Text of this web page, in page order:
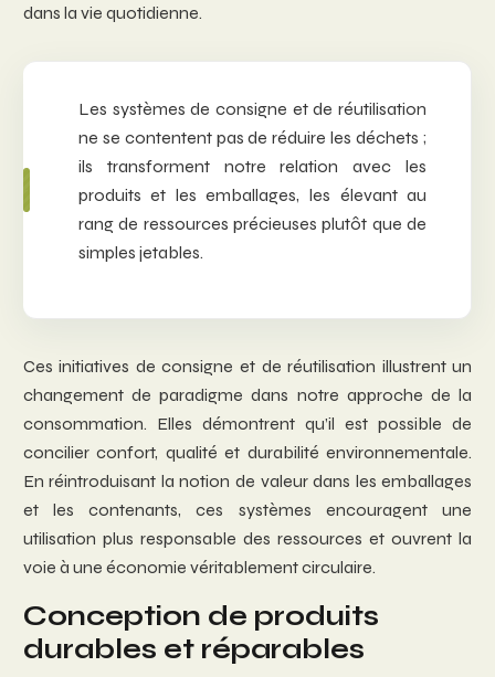
dans la vie quotidienne.
Les systèmes de consigne et de réutilisation
ne se contentent pas de réduire les déchets ;
ils transforment notre relation avec les
produits et les emballages, les élevant au
rang de ressources précieuses plutôt que de
simples jetables.
Ces initiatives de consigne et de réutilisation illustrent un
changement de paradigme dans notre approche de la
consommation. Elles démontrent qu’il est possible de
concilier confort, qualité et durabilité environnementale.
En réintroduisant la notion de valeur dans les emballages
et les contenants, ces systèmes encouragent une
utilisation plus responsable des ressources et ouvrent la
voie à une économie véritablement circulaire.
Conception de produits
durables et réparables